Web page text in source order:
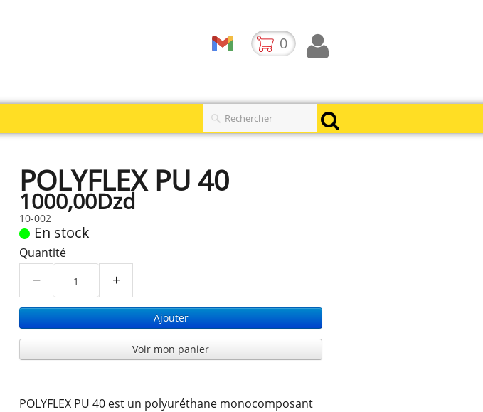
0
POLYFLEX PU 40
1000,00Dzd
10-002
En stock
Quantité
− +
Ajouter
Voir mon panier
POLYFLEX PU 40 est un polyuréthane monocomposant